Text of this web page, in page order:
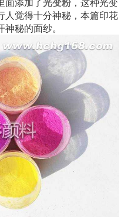
光变粉
人觉得十分神秘，本篇印花
秘的面纱。